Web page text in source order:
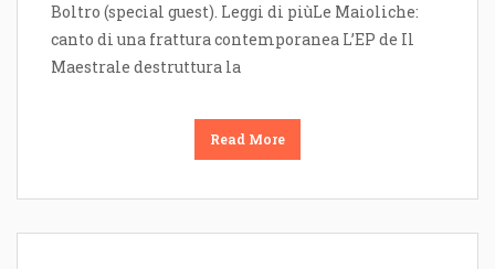
Boltro (special guest). Leggi di piùLe Maioliche:
canto di una frattura contemporanea L’EP de Il
Maestrale destruttura la
Read More